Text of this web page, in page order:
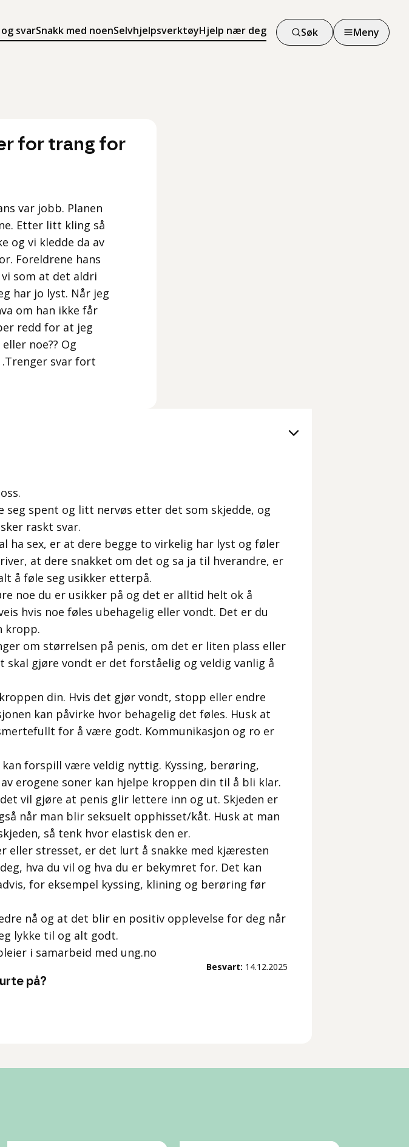
svarSnakk med noenSelvhjelpsverktøyHjelp nær deg Søk Meny
for trang for
var jobb. Planen
Etter litt kling så
og vi kledde da av
Foreldrene hans
som at det aldri
har jo lyst. Når jeg
om han ikke får
redd for at jeg
noe?? Og
svar fort
seg spent og litt nervøs etter det som skjedde, og
raskt svar.
ha sex, er at dere begge to virkelig har lyst og føler
at dere snakket om det og sa ja til hverandre, er
å føle seg usikker etterpå.
noe du er usikker på og det er alltid helt ok å
hvis noe føles ubehagelig eller vondt. Det er du
kropp.
om størrelsen på penis, om det er liten plass eller
skal gjøre vondt er det forståelig og veldig vanlig å
din. Hvis det gjør vondt, stopp eller endre
kan påvirke hvor behagelig det føles. Husk at
for å være godt. Kommunikasjon og ro er
forspill være veldig nyttig. Kyssing, berøring,
erogene soner kan hjelpe kroppen din til å bli klar.
vil gjøre at penis glir lettere inn og ut. Skjeden er
når man blir seksuelt opphisset/kåt. Husk at man
så tenk hvor elastisk den er.
eller stresset, er det lurt å snakke med kjæresten
hva du vil og hva du er bekymret for. Det kan
for eksempel kyssing, klining og berøring før
nå og at det blir en positiv opplevelse for deg når
lykke til og alt godt.
i samarbeid med ung.no
Besvart: 14.12.2025
på?